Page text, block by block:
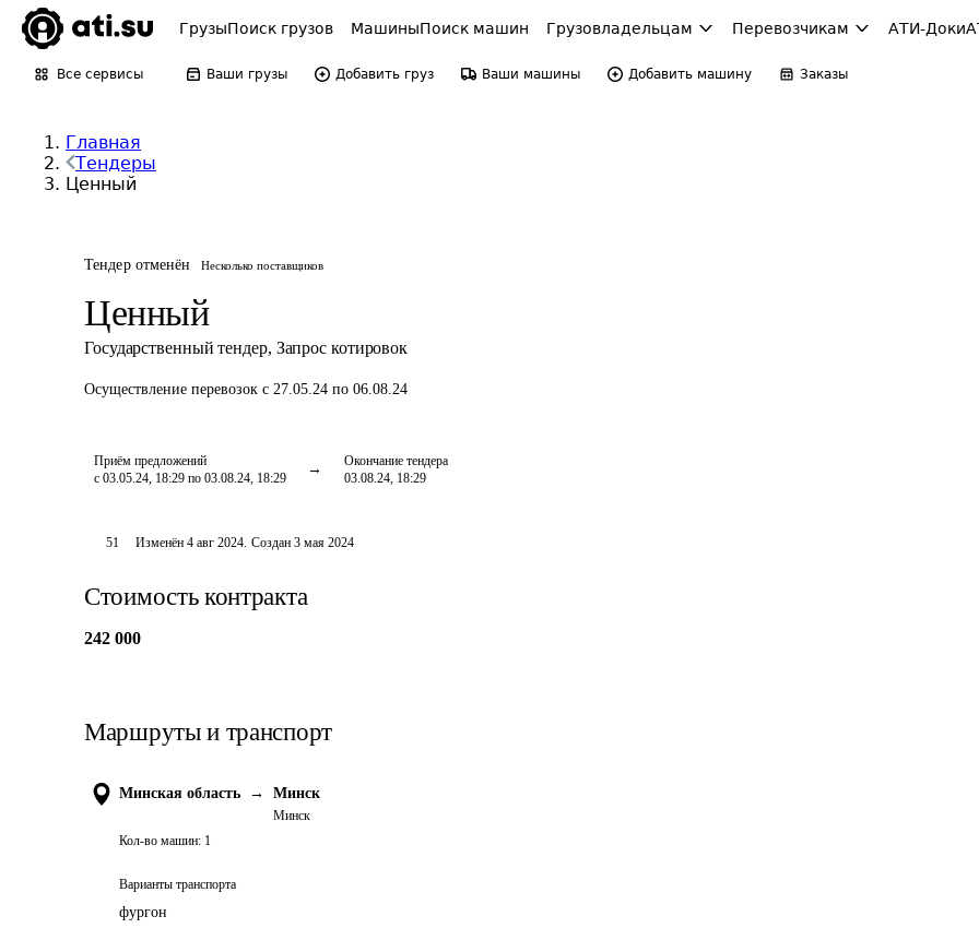
ГрузыПоиск грузов МашиныПоиск машин Грузовладельцам Перевозчикам АТИ-Доки
Все сервисы Ваши грузы Добавить груз Ваши машины Добавить машину Заказы
Главная
Тендеры
Ценный
Тендер отменён Несколько поставщиков
Ценный
Государственный тендер, Запрос котировок
Осуществление перевозок с 27.05.24 по 06.08.24
Приём предложений
с 03.05.24, 18:29 по 03.08.24, 18:29
Окончание тендера
03.08.24, 18:29
51 Изменён4 авг 2024. Создан 3 мая 2024
Стоимость контракта
242 000
Маршруты и транспорт
Минская область → Минск
Минск
Кол-во машин: 1
Варианты транспорта
фургон